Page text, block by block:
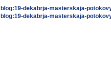
blog:19-dekabrja-masterskaja-
blog:19-dekabrja-masterskaja-